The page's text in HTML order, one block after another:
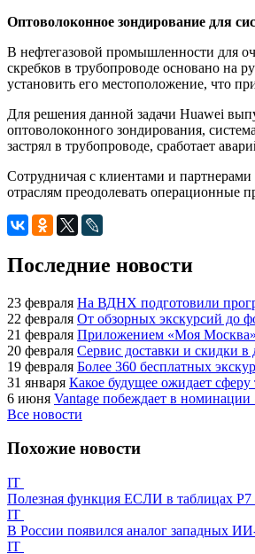
Оптоволоконное зондирование для
В нефтегазовой промышленности для
скребков в трубопроводе основано на
установить его местоположение, что
Для решения данной задачи Huawei
оптоволоконного зондирования,
застрял в трубопроводе, сработает
Сотрудничая с клиентами и
отраслям преодолевать операционные
Последние новости
23 февраля На ВДНХ подготовили
22 февраля От обзорных экскурсий до
21 февраля Приложением «Моя Москва»
20 февраля Сервис доставки и скидки
19 февраля Более 360 бесплатных
31 января Какое будущее ожидает сферу
6 июня Vantage побеждает в
Все новости
Похожие новости
IT
Полезная функция ЕСЛИ в таблицах Р7
IT
В России появился аналог западных
IT